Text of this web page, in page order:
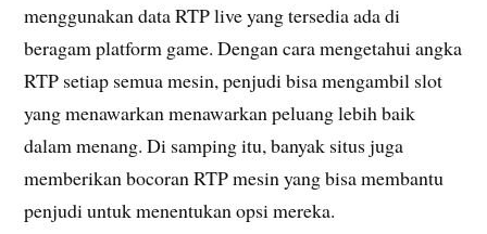
menggunakan data RTP live yang tersedia ada di
beragam platform game. Dengan cara mengetahui angka
RTP setiap semua mesin, penjudi bisa mengambil slot
yang menawarkan menawarkan peluang lebih baik
dalam menang. Di samping itu, banyak situs juga
memberikan bocoran RTP mesin yang bisa membantu
penjudi untuk menentukan opsi mereka.